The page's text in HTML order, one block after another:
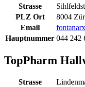
Strasse
PLZ Ort
8004
Email
Hauptnummer 044 242
TopPharm
Strasse